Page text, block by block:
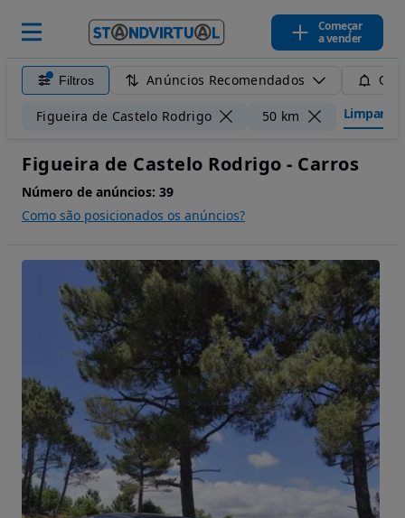
Começar
a vender
Filtros Anúncios Recomendados
Figueira de Castelo Rodrigo 50 km Limpar
Figueira de Castelo Rodrigo - Carros
Número de anúncios: 39
Como são posicionados os anúncios?